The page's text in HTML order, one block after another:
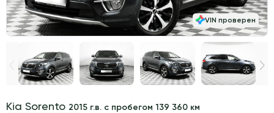
Kia Sorento 2015 г.в. с пробегом 139 360 км
VIN проверен